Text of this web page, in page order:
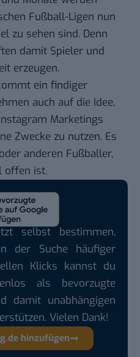
Fußball-Ligen nun
zu sehen sind. Denn
damit Spieler und
erzeugen.
ein findiger
auch auf die Idee,
Marketings
Zwecke zu nutzen. Es
anderen Fußballer,
offen ist.
selbst bestimmen,
der Suche häufiger
Klicks kannst du
als bevorzugte
damit unabhängigen
Vielen Dank!
hinzufügen